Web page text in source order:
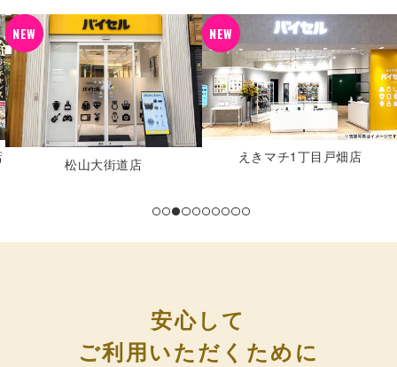
NEW
松山大街道店
NEW
えきマチ1丁目戸畑店
安心して
ご利用いただくために